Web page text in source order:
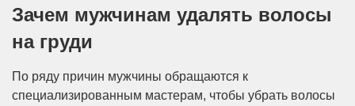
Зачем мужчинам удалять волосы
на груди
По ряду причин мужчины обращаются к
специализированным мастерам, чтобы убрать волосы